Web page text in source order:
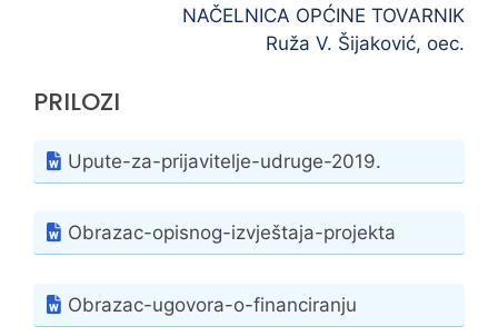
NAČELNICA OPĆINE TOVARNIK
Ruža V. Šijaković, oec.
PRILOZI
Upute-za-prijavitelje-udruge-2019.
Obrazac-opisnog-izvještaja-projekta
Obrazac-ugovora-o-financiranju